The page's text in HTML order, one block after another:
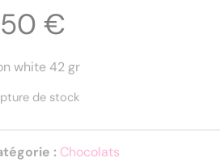
€
white 42 gr
de stock
: Chocolats